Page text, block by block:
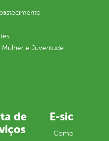
Mulher e Juventude
de
E-sic
Como